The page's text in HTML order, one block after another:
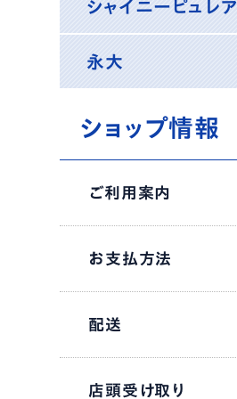
シャイニーピュレア
永大
ショップ情報
ご利用案内
お支払方法
配送
店頭受け取り